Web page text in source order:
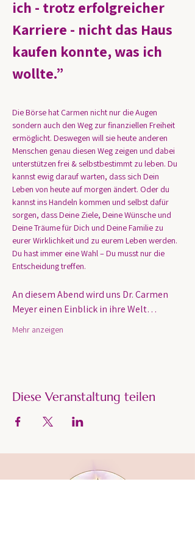
ich - trotz erfolgreicher
Karriere - nicht das Haus
kaufen konnte, was ich
wollte.”
Die Börse hat Carmen nicht nur die Augen
sondern auch den Weg zur finanziellen Freiheit
ermöglicht. Deswegen will sie heute anderen
Menschen genau diesen Weg zeigen und dabei
unterstützen frei & selbstbestimmt zu leben. Du
kannst ewig darauf warten, dass sich Dein
Leben von heute auf morgen ändert. Oder du
kannst ins Handeln kommen und selbst dafür
sorgen, dass Deine Ziele, Deine Wünsche und
Deine Träume für Dich und Deine Familie zu
eurer Wirklichkeit und zu eurem Leben werden.
Du hast immer eine Wahl – Du musst nur die
Entscheidung treffen.
An diesem Abend wird uns Dr. Carmen
Meyer einen Einblick in ihre Welt…
Mehr anzeigen
Diese Veranstaltung teilen